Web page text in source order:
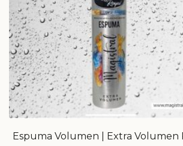
Espuma Volumen | Extra Volumen